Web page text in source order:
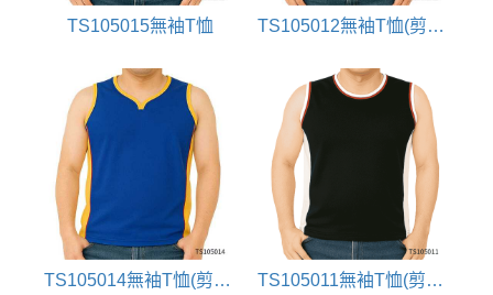
TS105015無袖T恤 TS105012無袖T恤(剪接配色)
TS105014無袖T恤(剪接配色) TS105011無袖T恤(剪接配色)